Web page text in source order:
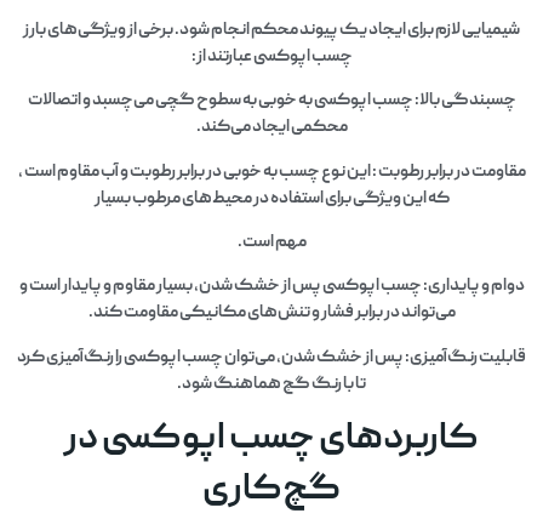
شیمیایی لازم برای ایجاد یک پیوند محکم انجام شود. برخی از ویژگی‌های بارز
چسب اپوکسی عبارتند از:
چسبندگی بالا: چسب اپوکسی به خوبی به سطوح گچی می‌چسبد و اتصالات
محکمی ایجاد می‌کند.
مقاومت در برابر رطوبت : این نوع چسب به خوبی در برابر رطوبت و آب مقاوم است ،
که این ویژگی برای استفاده در محیط‌های مرطوب بسیار
مهم است.
دوام و پایداری: چسب اپوکسی پس از خشک شدن، بسیار مقاوم و پایدار است و
می‌تواند در برابر فشار و تنش‌های مکانیکی مقاومت کند.
قابلیت رنگ‌آمیزی: پس از خشک شدن، می‌توان چسب اپوکسی را رنگ‌آمیزی کرد
تا با رنگ گچ هماهنگ شود.
کاربردهای چسب اپوکسی در
گچ‌کاری